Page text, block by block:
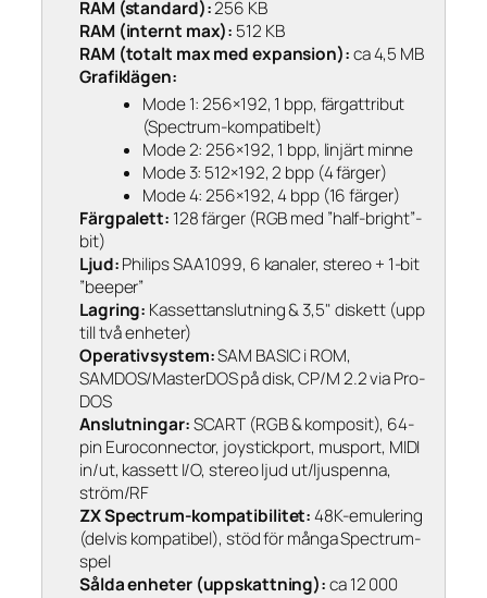
RAM (standard):256 KB
RAM (internt max): 512 KB
RAM (totalt max med expansion):ca 4,5 MB
Grafiklägen:
Mode 1: 256×192, 1 bpp, färgattribut
(Spectrum-kompatibelt)
Mode 2: 256×192, 1 bpp, linjärt minne
Mode 3: 512×192, 2 bpp (4 färger)
Mode 4: 256×192, 4 bpp (16 färger)
Färgpalett: 128 färger (RGB med ”half-bright”-
bit)
Ljud:Philips SAA1099, 6 kanaler, stereo + 1-bit
”beeper”
Lagring: Kassettanslutning & 3,5" diskett (upp
till två enheter)
Operativsystem:SAM BASIC i ROM,
SAMDOS/MasterDOS på disk, CP/M 2.2 via Pro-
DOS
Anslutningar:SCART (RGB & komposit), 64-
pin Euroconnector, joystickport, musport, MIDI
in/ut, kassett I/O, stereo ljud ut/ljuspenna,
ström/RF
ZX Spectrum-kompatibilitet:48K-emulering
(delvis kompatibel), stöd för många Spectrum-
spel
Sålda enheter (uppskattning):ca 12 000